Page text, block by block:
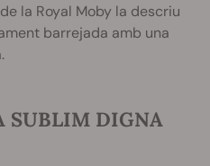
la Royal Moby la descriu
barrejada amb una
SUBLIM DIGNA